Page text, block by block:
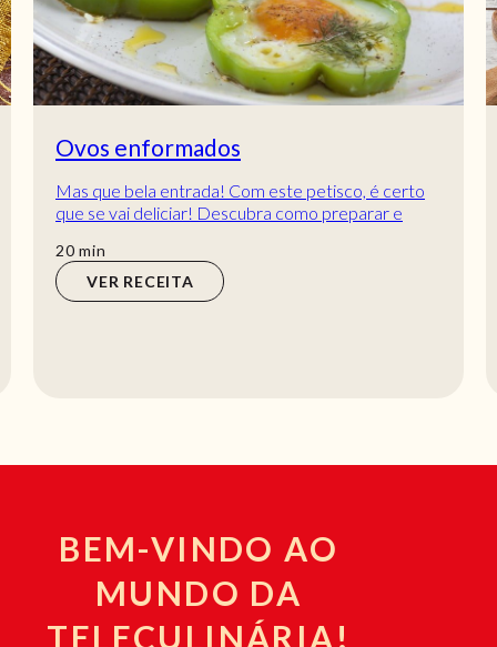
Ovos enformados
Mas que bela entrada! Com este petisco, é certo
que se vai deliciar! Descubra como preparar e
20min
min
VER RECEITA
BEM-VINDO AO
MUNDO DA
TELECULINÁRIA!